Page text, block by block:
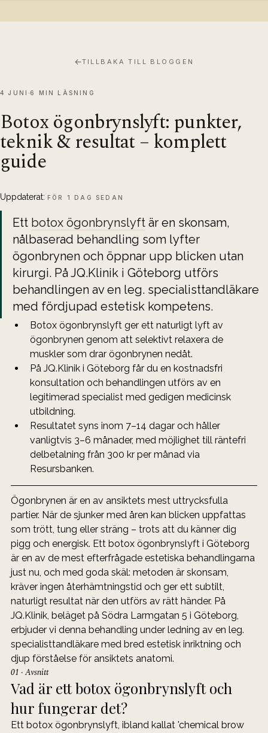
←TILLBAKA TILL BLOGGEN
Botox ögonbrynslyft: punkter,
teknik & resultat – komplett
guide
4 JUNI 6 MIN LÄSNING
Uppdaterat: FÖR 1 DAG SEDAN
Ett botox ögonbrynslyft är en skonsam,
nålbaserad behandling som lyfter
ögonbrynen och öppnar upp blicken utan
kirurgi. På JQ.Klinik i Göteborg utförs
behandlingen av en leg. specialisttandläkare
med fördjupad estetisk kompetens.
Botox ögonbrynslyft ger ett naturligt lyft av
ögonbrynen genom att selektivt relaxera de
muskler som drar ögonbrynen nedåt.
På JQ.Klinik i Göteborg får du en kostnadsfri
konsultation och behandlingen utförs av en
legitimerad specialist med gedigen medicinsk
utbildning.
Resultatet syns inom 7–14 dagar och håller
vanligtvis 3–6 månader, med möjlighet till räntefri
delbetalning från 300 kr per månad via
Resursbanken.
Ögonbrynen är en av ansiktets mest uttrycksfulla
partier. När de sjunker med åren kan blicken uppfattas
som trött, tung eller sträng – trots att du känner dig
pigg och energisk. Ett botox ögonbrynslyft i Göteborg
är en av de mest efterfrågade estetiska behandlingarna
just nu, och med goda skäl: metoden är skonsam,
kräver ingen återhämtningstid och ger ett subtilt,
naturligt resultat när den utförs av rätt händer. På
JQ.Klinik, beläget på Södra Larmgatan 5 i Göteborg,
erbjuder vi denna behandling under ledning av en leg.
specialisttandläkare med bred estetisk inriktning och
djup förståelse för ansiktets anatomi.
01 · Avsnitt
Vad är ett botox ögonbrynslyft och
hur fungerar det?
Ett botox ögonbrynslyft, ibland kallat 'chemical brow